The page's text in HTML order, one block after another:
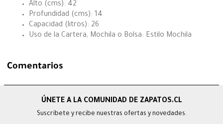
Alto (cms): 42
Profundidad (cms): 14
Capacidad (litros): 26
Uso de la Cartera, Mochila o Bolsa: Estilo Mochila
Comentarios
Suscríbete y recibe nuestras ofertas y novedades.